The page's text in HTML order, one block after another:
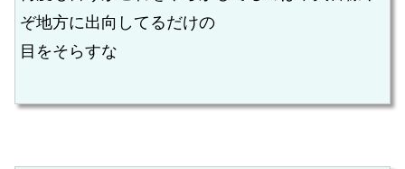
ぞ地方に出向してるだけの
目をそらすな